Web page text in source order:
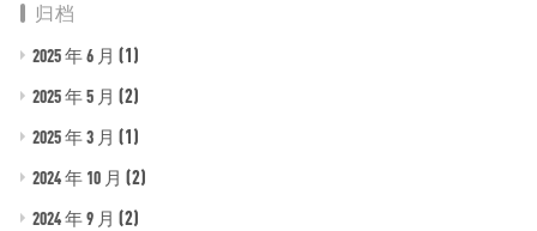
归档
2025 年 6 月 (1)
2025 年 5 月 (2)
2025 年 3 月 (1)
2024 年 10 月 (2)
2024 年 9 月 (2)